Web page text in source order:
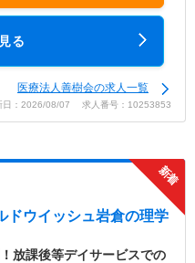
る
医療法人善樹会の求人一覧
日：2026/08/07 求人番号：10253853
ドウイッシュ岩倉の理学
放課後等デイサービスでの